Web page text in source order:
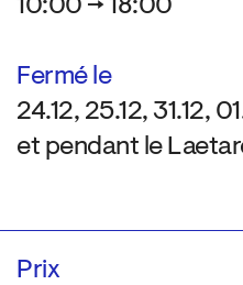
10:00 → 18:00
Fermé le
24.12, 25.12, 31.12,
et pendant le
Prix